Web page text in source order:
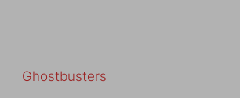
Ghostbusters